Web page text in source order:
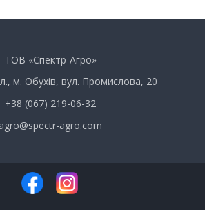
ТОВ «Спектр-Агро»
м. Обухів, вул. Промислова, 20
+38 (067) 219-06-32
agro@spectr-agro.com